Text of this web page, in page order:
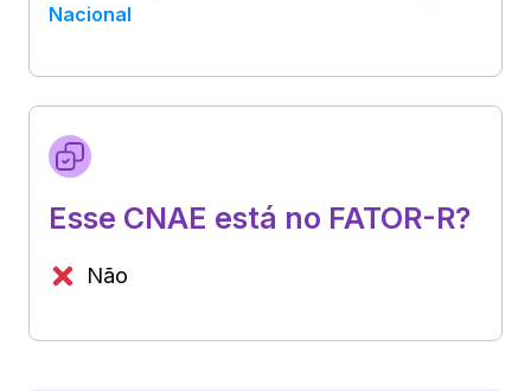
Nacional
Esse CNAE está no FATOR-R?
Não